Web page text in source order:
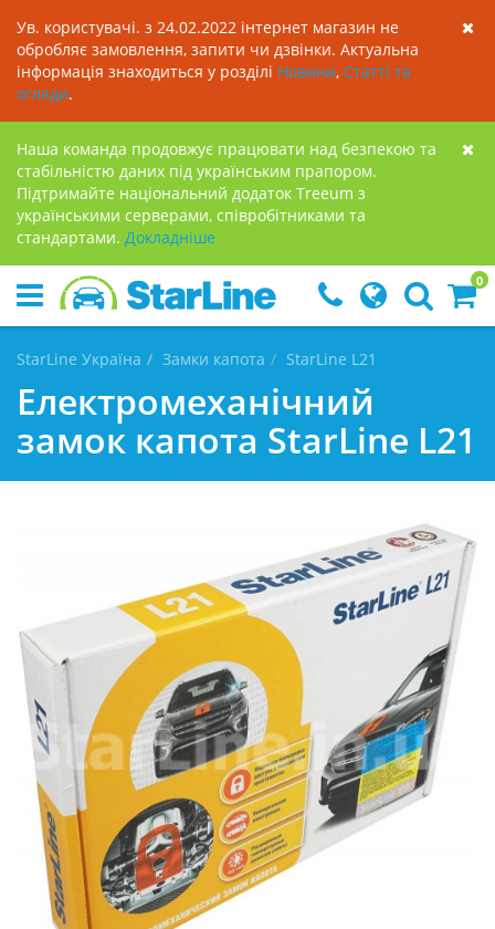
Ув. користувачі. з 24.02.2022 інтернет магазин не
обробляє замовлення, запити чи дзвінки. Актуальна
інформація знаходиться у розділі Новини, Статті та
огляди.
Наша команда продовжує працювати над безпекою та
стабільністю даних під українським прапором.
Підтримайте національний додаток Treeum з
українськими серверами, співробітниками та
стандартами. Докладнiше
0
StarLine Україна Замки капота StarLine L21
Електромеханічний
замок капота StarLine L21